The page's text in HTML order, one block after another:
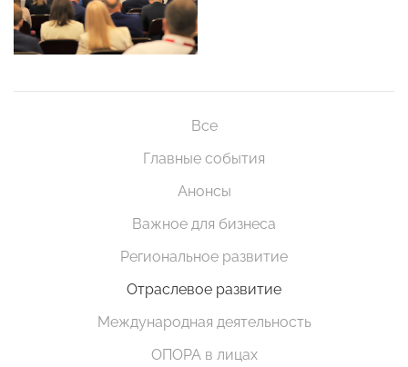
Все
Главные события
Анонсы
Важное для бизнеса
Региональное развитие
Отраслевое развитие
Международная деятельность
ОПОРА в лицах